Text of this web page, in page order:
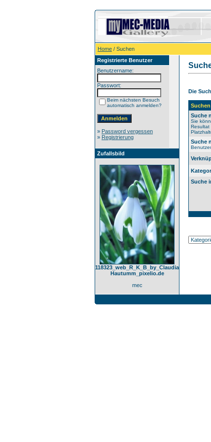
Home / Suchen
Registrierte Benutzer
Benutzername:
Passwort:
Beim nächsten Besuch
automatisch anmelden?
» Password vergessen
» Registrierung
Zufallsbild
118323_web_R_K_B_by_Claudia
Hautumm_pixelio.de
mec
Die
Suchen
Suche
Sie
Resultat
Suche
Suche